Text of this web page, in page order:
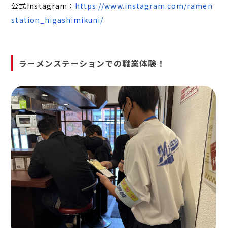
公式Instagram： https://www.instagram.com/ramen
station_higashimikuni/
ラーメンステーションでの職業体験！